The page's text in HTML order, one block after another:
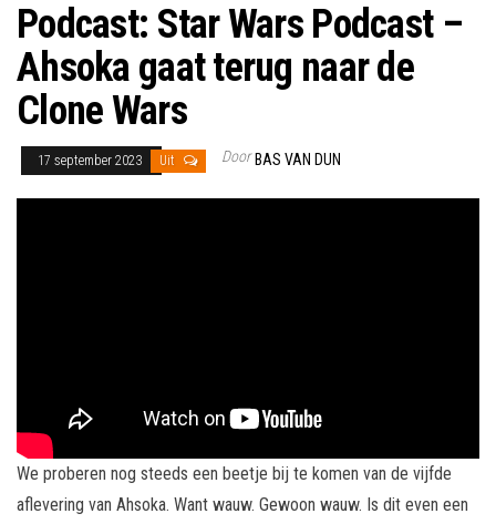
Podcast: Star Wars Podcast –
Ahsoka gaat terug naar de
Clone Wars
17 september 2023 Uit Door BAS VAN DUN
We proberen nog steeds een beetje bij te komen van de vijfde
aflevering van Ahsoka. Want wauw. Gewoon wauw. Is dit even een